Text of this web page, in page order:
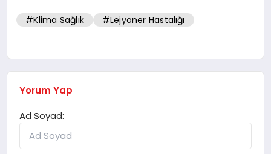
#Klima Sağlık #Lejyoner Hastalığı
Yorum Yap
Ad Soyad: